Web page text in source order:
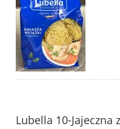
Lubella 10-Jajeczna